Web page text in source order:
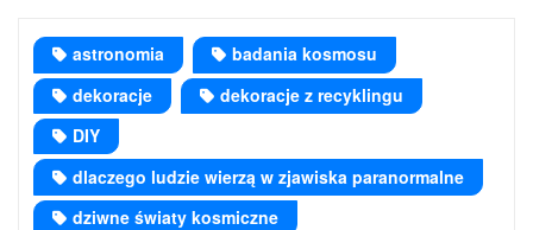
astronomia
badania kosmosu
dekoracje
dekoracje z recyklingu
DIY
dlaczego ludzie wierzą w zjawiska paranormalne
dziwne światy kosmiczne